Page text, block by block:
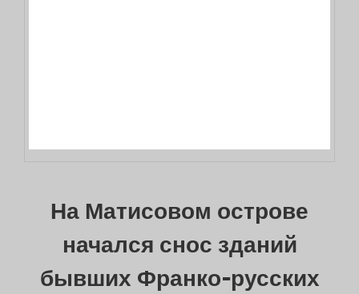
На Матисовом острове
начался снос зданий
бывших Франко-русских